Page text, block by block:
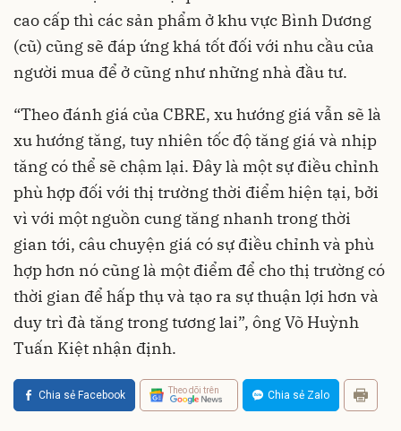
cao cấp thì các sản phẩm ở khu vực Bình Dương
(cũ) cũng sẽ đáp ứng khá tốt đối với nhu cầu của
người mua để ở cũng như những nhà đầu tư.
“Theo đánh giá của CBRE, xu hướng giá vẫn sẽ là
xu hướng tăng, tuy nhiên tốc độ tăng giá và nhịp
tăng có thể sẽ chậm lại. Đây là một sự điều chỉnh
phù hợp đối với thị trường thời điểm hiện tại, bởi
vì với một nguồn cung tăng nhanh trong thời
gian tới, câu chuyện giá có sự điều chỉnh và phù
hợp hơn nó cũng là một điểm để cho thị trường có
thời gian để hấp thụ và tạo ra sự thuận lợi hơn và
duy trì đà tăng trong tương lai”, ông Võ Huỳnh
Tuấn Kiệt nhận định.
Chia sẻ Facebook Theo dõi trên Chia sẻ Zalo